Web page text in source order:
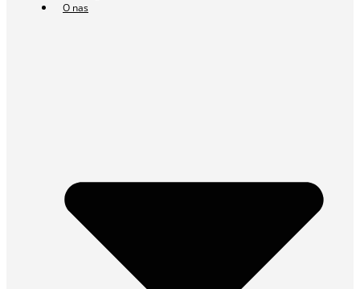
O nas